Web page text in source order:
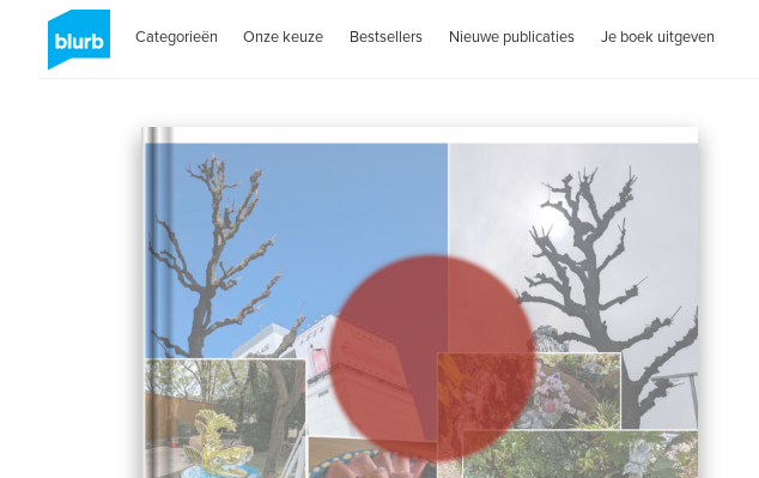
Categorieën Onze keuze Bestsellers Nieuwe publicaties Je boek uitgeven